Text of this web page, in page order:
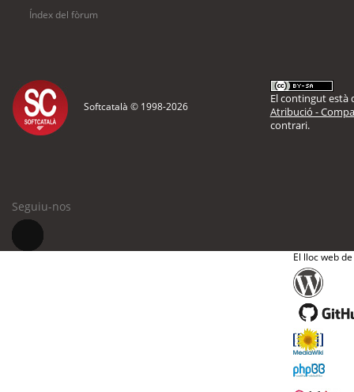
Índex del fòrum
Softcatalà © 1998-2026
El contingut està
Atribució -
contrari.
Seguiu-nos
El lloc web